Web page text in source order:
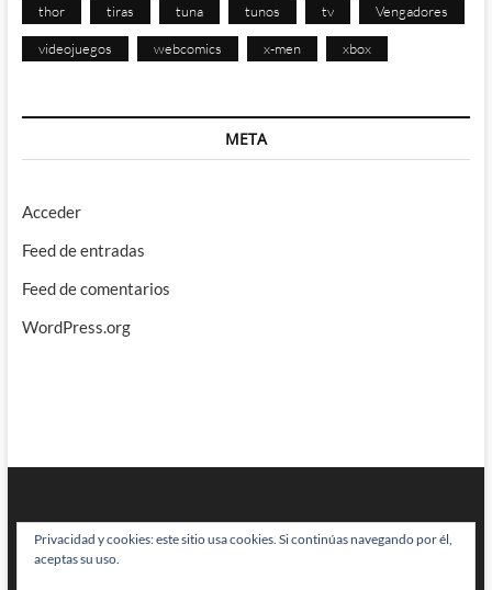
thor tiras tuna tunos tv Vengadores
videojuegos webcomics x-men xbox
META
Acceder
Feed de entradas
Feed de comentarios
WordPress.org
Privacidad y cookies: este sitio usa cookies. Si continúas navegando por él,
aceptas su uso.